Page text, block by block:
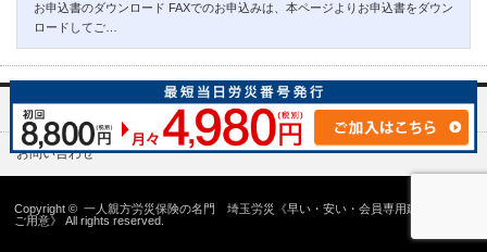
お申込書のダウンロード FAXでのお申込みは、本ページよりお申込書をダウン
ロードしてご…
埼玉労災一人親方部会について
お問い合わせ
Copyright ©一人親方労災保険の名門 埼玉労災《早い・安い・会員専用建設国保の
ご用意》
All rights reserved.